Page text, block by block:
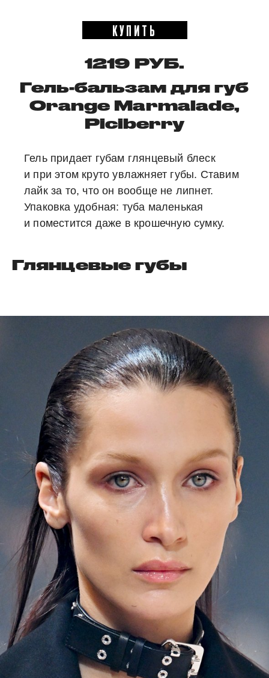
КУПИТЬ
1219 РУБ.
Гель-бальзам для губ
Orange Marmalade,
Piciberry
Гель придает губам глянцевый блеск
и при этом круто увлажняет губы. Ставим
лайк за то, что он вообще не липнет.
Упаковка удобная: туба маленькая
и поместится даже в крошечную сумку.
Глянцевые губы